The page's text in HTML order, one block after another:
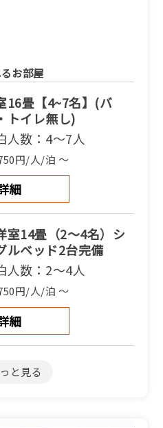
お部屋
16畳【4~7名】(バ
トイレ無し)
人数：4～7人
円/人/泊 ～
細
室14畳（2〜4名）シ
ルベッド2台完備
人数：2～4人
円/人/泊 ～
細
12畳【2～３名】（バ
しトイレなし）